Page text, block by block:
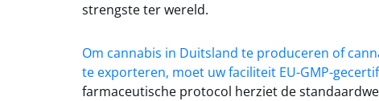
strengste ter wereld.
Om cannabis in Duitsland te produceren of
te exporteren, moet uw faciliteit EU-GMP-
farmaceutische protocol herziet de